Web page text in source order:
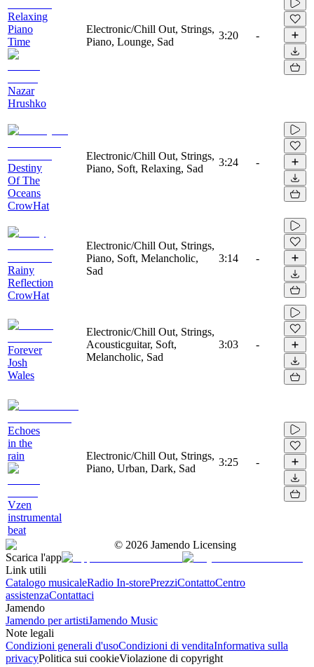
Relaxing
Piano
Time
Nazar
Hrushko
Electronic/Chill Out, Strings,
Piano, Lounge, Sad
3:20 -
Destiny
Of The
Oceans
CrowHat
Electronic/Chill Out, Strings,
Piano, Soft, Relaxing, Sad
3:24 -
Rainy
Reflection
CrowHat
Electronic/Chill Out, Strings,
Piano, Soft, Melancholic,
Sad
3:14 -
Forever
Josh
Wales
Electronic/Chill Out, Strings,
Acousticguitar, Soft,
Melancholic, Sad
3:03 -
Echoes
in the
rain
Vzen
instrumental
beat
Electronic/Chill Out, Strings,
Piano, Urban, Dark, Sad
3:25 -
© 2026 Jamendo Licensing
Scarica l'app
Link utili
Catalogo musicaleRadio In-storePrezziContattoCentro
assistenzaContattaci
Jamendo
Jamendo per artistiJamendo Music
Note legali
Condizioni generali d'usoCondizioni di venditaInformativa sulla
privacyPolitica sui cookieViolazione di copyright